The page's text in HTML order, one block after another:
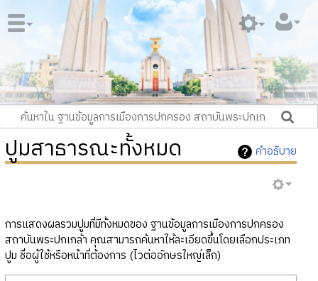
คำอธิบาย
ปูมสาธารณะทั้งหมด
การแสดงผลรวมปูมที่มีทั้งหมดของ ฐานข้อมูลการเมืองการปกครอง
สถาบันพระปกเกล้า คุณสามารถค้นหาให้ละเอียดขึ้นโดยเลือกประเภท
ปูม ชื่อผู้ใช้หรือหน้าที่ต้องการ (ไวต่ออักษรใหญ่เล็ก)